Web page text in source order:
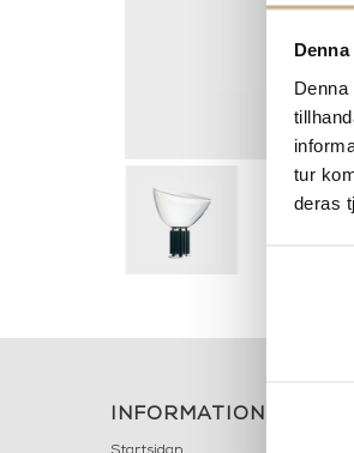
tur
deras
INFORMATION
Startsidan